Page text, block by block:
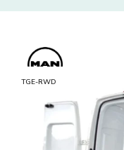
TGE-RWD